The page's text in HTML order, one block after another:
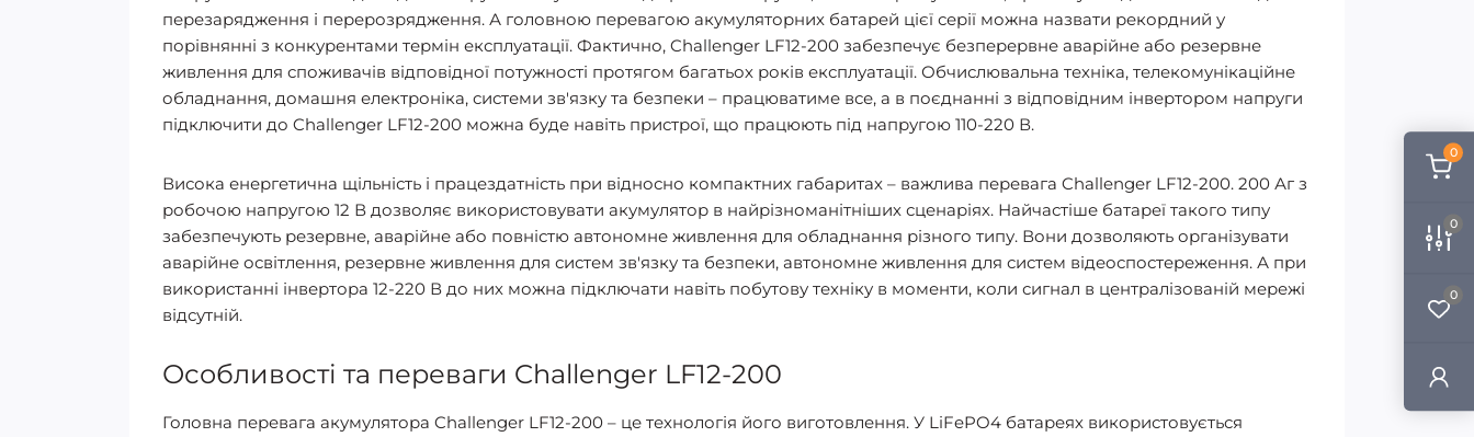
0
0
0
перезарядження і перерозрядження. А головною перевагою акумуляторних батарей цієї серії можна назвати рекордний у
порівнянні з конкурентами термін експлуатації. Фактично, Challenger LF12-200 забезпечує безперервне аварійне або резервне
живлення для споживачів відповідної потужності протягом багатьох років експлуатації. Обчислювальна техніка, телекомунікаційне
обладнання, домашня електроніка, системи зв'язку та безпеки – працюватиме все, а в поєднанні з відповідним інвертором напруги
підключити до Challenger LF12-200 можна буде навіть пристрої, що працюють під напругою 110-220 В.
Висока енергетична щільність і працездатність при відносно компактних габаритах – важлива перевага Challenger LF12-200. 200 Аг з
робочою напругою 12 В дозволяє використовувати акумулятор в найрізноманітніших сценаріях. Найчастіше батареї такого типу
забезпечують резервне, аварійне або повністю автономне живлення для обладнання різного типу. Вони дозволяють організувати
аварійне освітлення, резервне живлення для систем зв'язку та безпеки, автономне живлення для систем відеоспостереження. А при
використанні інвертора 12-220 В до них можна підключати навіть побутову техніку в моменти, коли сигнал в централізованій мережі
відсутній.
Особливості та переваги Challenger LF12-200
Головна перевага акумулятора Challenger LF12-200 – це технологія його виготовлення. У LiFePO4 батареях використовується